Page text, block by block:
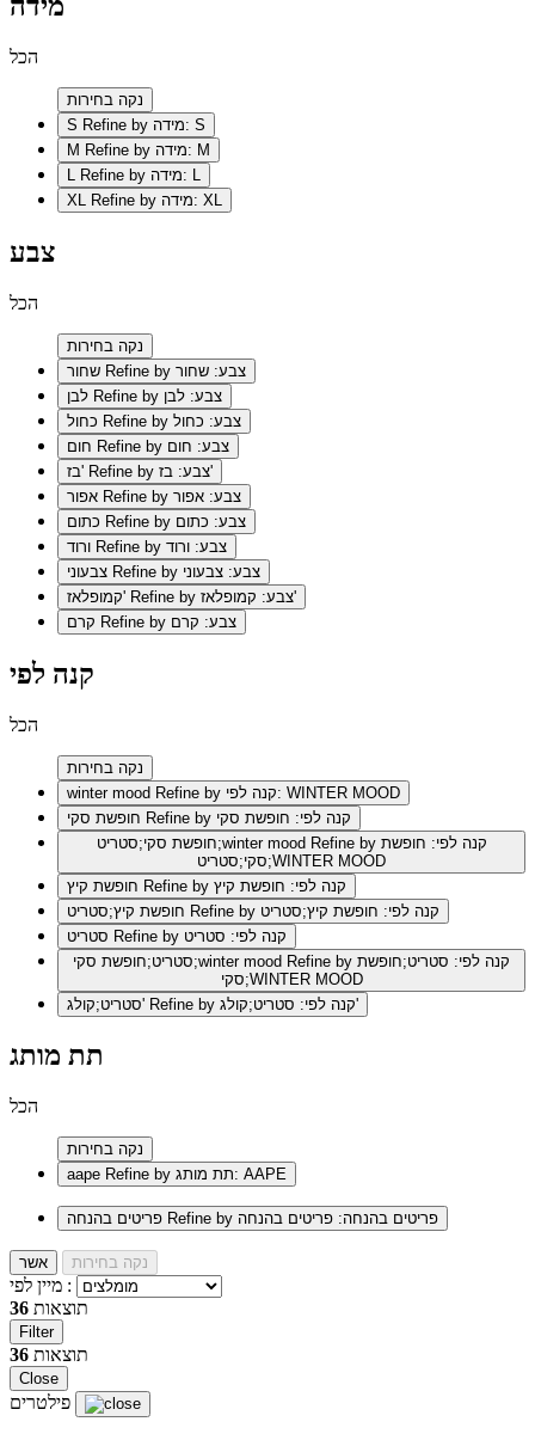
הכל
נקה בחירות
S
Refine by מידה: S
M
Refine by מידה: M
Refine by מידה: L
XL
Refine by מידה: XL
צבע
הכל
נקה בחירות
Refine by צבע: שחור
Refine by צבע: לבן
Refine by צבע: כחול
Refine by צבע: חום
בז'
Refine by צבע: בז'
Refine by צבע: אפור
Refine by צבע: כתום
Refine by צבע: ורוד
Refine by צבע: צבעוני
קמופלאז'
Refine by צבע: קמופלאז'
Refine by צבע: קרם
קנה לפי
הכל
נקה בחירות
winter mood
Refine by קנה לפי: WINTER MOOD
Refine by קנה לפי: חופשת סקי
חופשת סקי;סטריט;winter mood Refine by קנה לפי: חופשת
סקי;סטריט;WINTER MOOD
Refine by קנה לפי: חופשת קיץ
Refine by קנה לפי: חופשת קיץ;סטריט
Refine by קנה לפי: סטריט
סטריט;חופשת סקי;winter mood Refine by קנה לפי: סטריט;חופשת
סקי;WINTER MOOD
סטריט;קולג'
Refine by קנה לפי: סטריט;קולג'
תת מותג
הכל
נקה בחירות
aape
Refine by תת מותג: AAPE
Refine by פריטים בהנחה: פריטים בהנחה
אשר נקה בחירות
מיין לפי :
36 תוצאות
Filter
36 תוצאות
Close